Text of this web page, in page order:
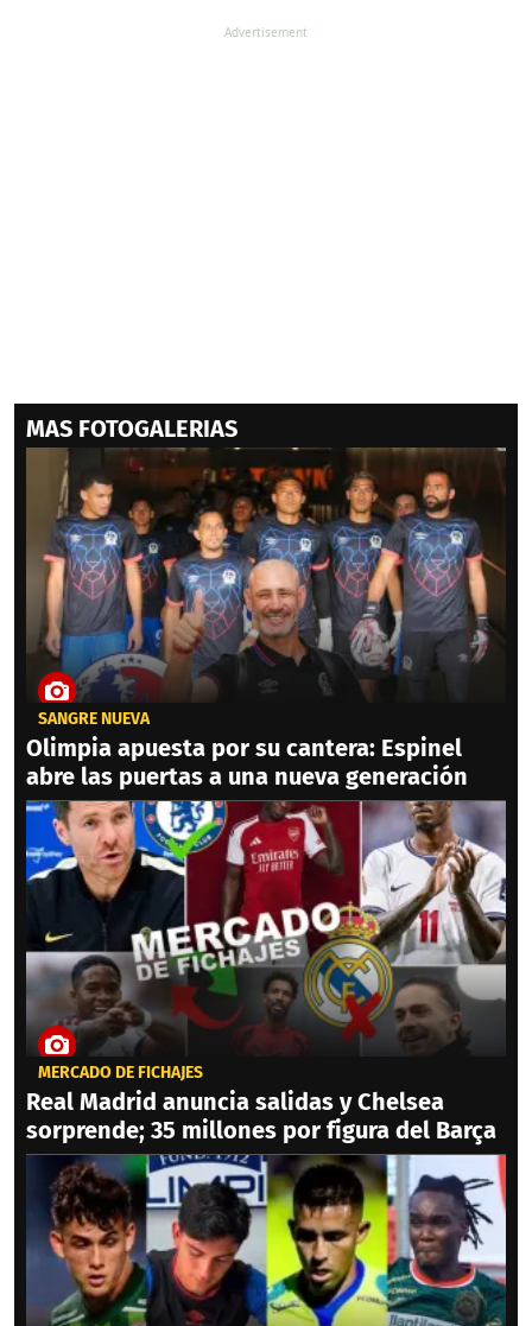
MAS FOTOGALERIAS
SANGRE NUEVA
Olimpia apuesta por su cantera: Espinel
abre las puertas a una nueva generación
MERCADO DE FICHAJES
Real Madrid anuncia salidas y Chelsea
sorprende; 35 millones por figura del Barça